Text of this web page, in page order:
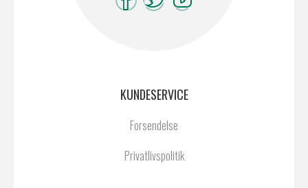
KUNDESERVICE
Forsendelse
Privatlivspolitik